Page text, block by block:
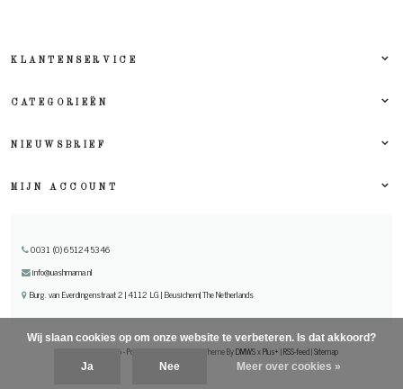
KLANTENSERVICE
CATEGORIEËN
NIEUWSBRIEF
MIJN ACCOUNT
0031 (0) 651245346
info@uashmama.nl
Burg. van Everdingenstraat 2 | 4112 LG | Beusichem| The Netherlands
© Copyright 2026 - Powered by - Theme ByDMWSxPlus+ |RSS-feed|Sitemap
Wij slaan cookies op om onze website te verbeteren. Is dat akkoord?
Ja Nee Meer over cookies »